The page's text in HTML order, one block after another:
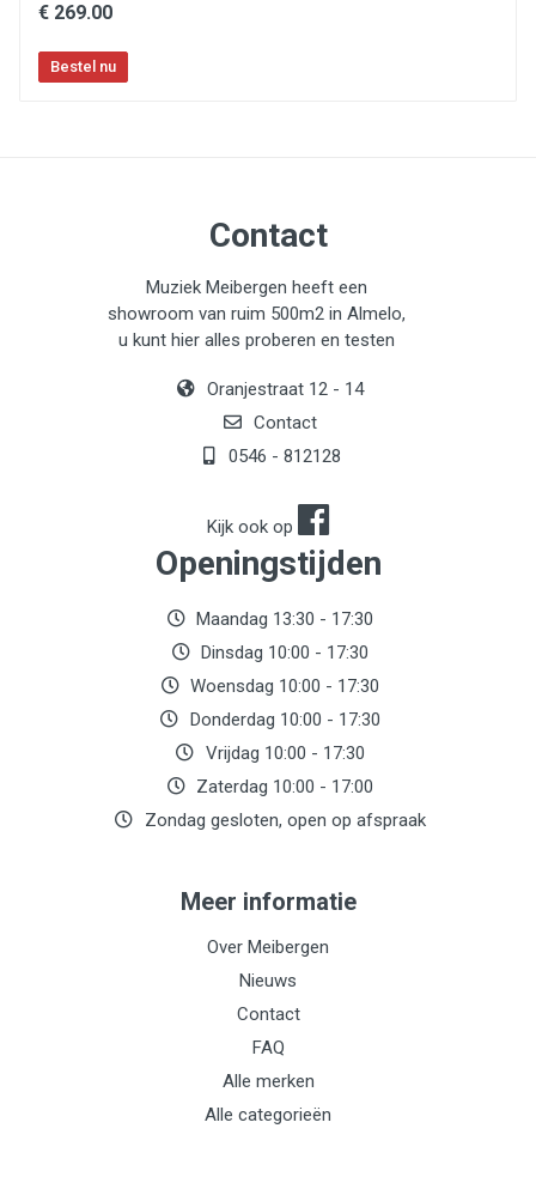
€ 269.00
Contact
Muziek Meibergen heeft een
showroom van ruim 500m2 in Almelo,
u kunt hier alles proberen en testen
Oranjestraat 12 - 14
Contact
0546 - 812128
Kijk ook op
Openingstijden
Maandag 13:30 - 17:30
Dinsdag 10:00 - 17:30
Woensdag 10:00 - 17:30
Donderdag 10:00 - 17:30
Vrijdag 10:00 - 17:30
Zaterdag 10:00 - 17:00
Zondag gesloten, open op afspraak
Meer informatie
Over Meibergen
Nieuws
Contact
FAQ
Alle merken
Alle categorieën